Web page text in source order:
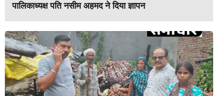
पालिकाध्यक्ष पति नसीम अहमद ने दिया ज्ञापन